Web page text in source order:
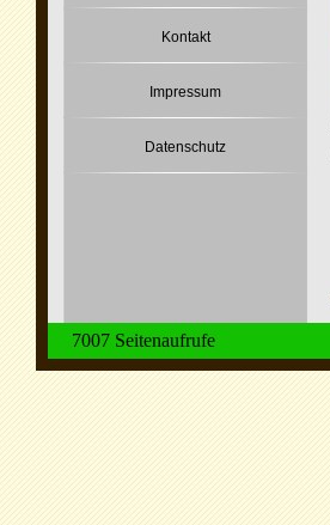
Kontakt
Impressum
Datenschutz